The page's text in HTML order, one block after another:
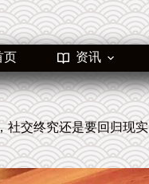
页 资讯
交终究还是要回归现实